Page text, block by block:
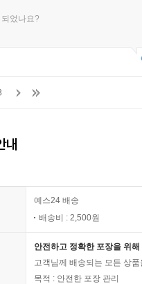
었나요?
내
예스24 배송
배송비 : 2,500원
안전하고 정확한 포장을 위
고객님께 배송되는 모든 상
목적 : 안전한 포장 관리